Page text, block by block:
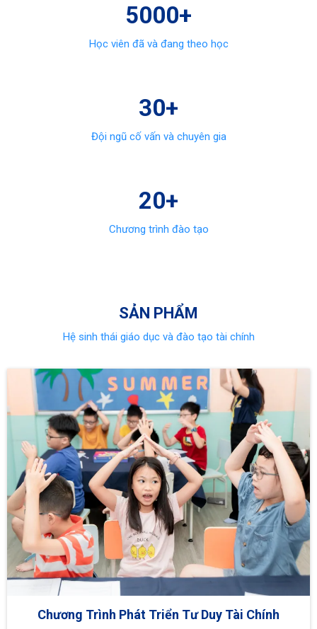
5000+
Học viên đã và đang theo học
30+
Đội ngũ cố vấn và chuyên gia
20+
Chương trình đào tạo
SẢN PHẨM
Hệ sinh thái giáo dục và đào tạo tài chính
Chương Trình Phát Triển Tư Duy Tài Chính